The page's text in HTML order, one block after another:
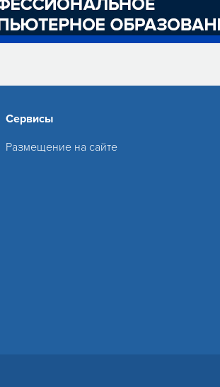
Сервисы
Размещение на сайте